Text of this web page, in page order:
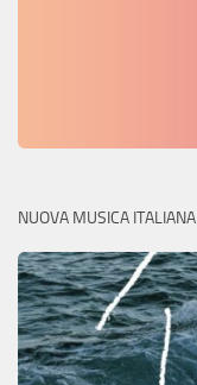
NUOVA MUSICA ITALIANA